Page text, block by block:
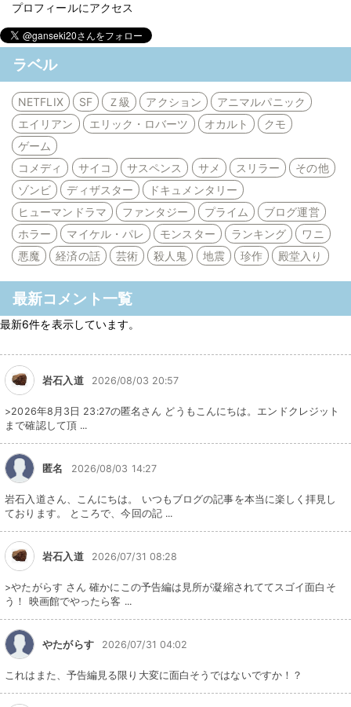
プロフィールにアクセス
ラベル
NETFLIX SF Ｚ級 アクション
アニマルパニック
エイリアン
エリック・ロバーツ オカルト
クモ
ゲーム
コメディ
サイコ サスペンス サメ スリラー
その他
ゾンビ
ディザスター
ドキュメンタリー
ヒューマンドラマ
ファンタジー プライム
ブログ運営
ホラー
マイケル・パレ モンスター ランキング
ワニ
悪魔
経済の話 芸術 殺人鬼 地震 珍作 殿堂入り
最新コメント一覧
最新6件を表示しています。
岩石入道 2026/08/03 20:57
>2026年8月3日 23:27の匿名さん どうもこんにちは。エンドクレジット
まで確認して頂 ...
匿名 2026/08/03 14:27
岩石入道さん、こんにちは。 いつもブログの記事を本当に楽しく拝見し
ております。 ところで、今回の記 ...
岩石入道 2026/07/31 08:28
>やたがらす さん 確かにこの予告編は見所が凝縮されててスゴイ面白そ
う！ 映画館でやったら客 ...
やたがらす 2026/07/31 04:02
これはまた、予告編見る限り大変に面白そうではないですか！？